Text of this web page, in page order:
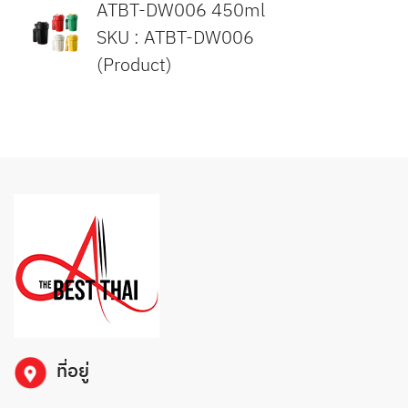
ATBT-DW006 450ml
SKU : ATBT-DW006
(Product)
ที่อยู่